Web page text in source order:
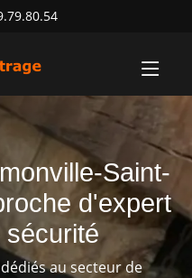
Saint-
d'expert
sécurité
au secteur de